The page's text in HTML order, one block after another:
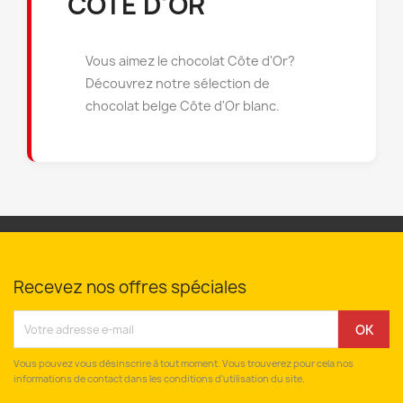
Vous aimez le chocolat Côte d'Or?
Découvrez notre sélection de
chocolat belge Côte d'Or blanc.
Recevez nos offres spéciales
Vous pouvez vous désinscrire à tout moment. Vous trouverez pour cela nos
informations de contact dans les conditions d'utilisation du site.